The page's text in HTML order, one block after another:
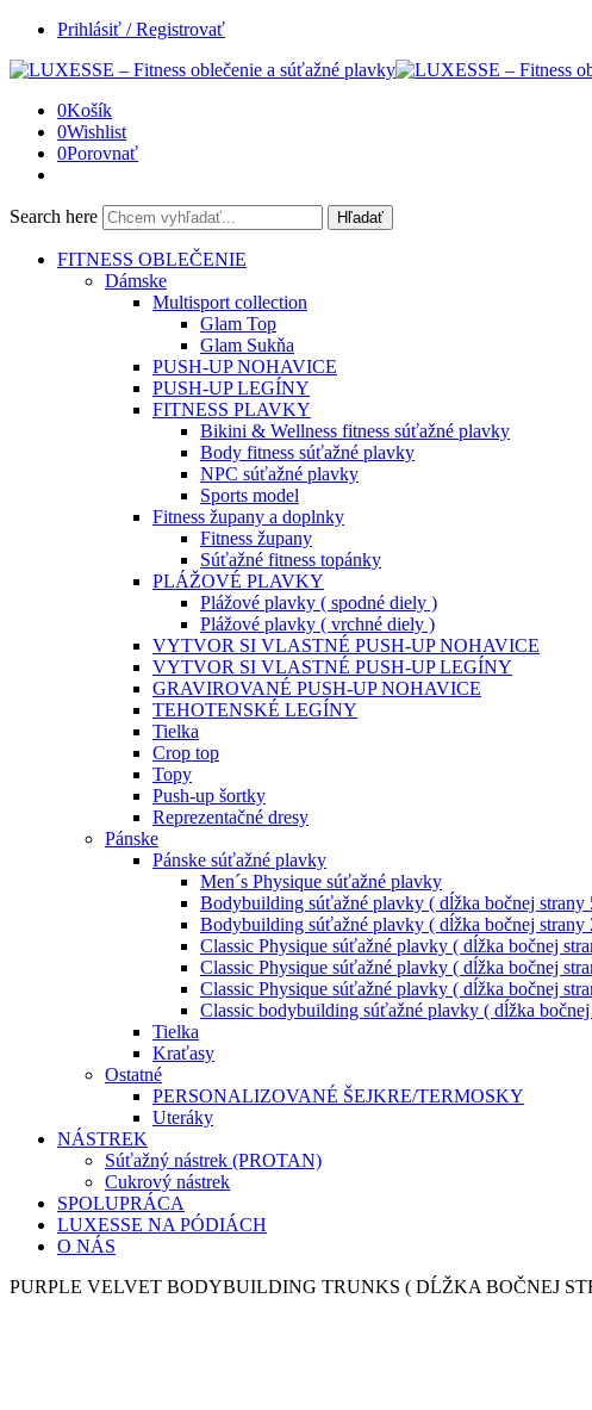
Prihlásiť / Registrovať
0Košík
0Wishlist
0Porovnať
Search here Hľadať
FITNESS OBLEČENIE
Dámske
Multisport collection
Glam Top
Glam Sukňa
PUSH-UP NOHAVICE
PUSH-UP LEGÍNY
FITNESS PLAVKY
Bikini & Wellness fitness súťažné plavky
Body fitness súťažné plavky
NPC súťažné plavky
Sports model
Fitness župany a doplnky
Fitness župany
Súťažné fitness topánky
PLÁŽOVÉ PLAVKY
Plážové plavky ( spodné diely )
Plážové plavky ( vrchné diely )
VYTVOR SI VLASTNÉ PUSH-UP NOHAVICE
VYTVOR SI VLASTNÉ PUSH-UP LEGÍNY
GRAVIROVANÉ PUSH-UP NOHAVICE
TEHOTENSKÉ LEGÍNY
Tielka
Crop top
Topy
Push-up šortky
Reprezentačné dresy
Pánske
Pánske súťažné plavky
Men´s Physique súťažné plavky
Bodybuilding súťažné plavky ( dĺžka bočnej strany
Bodybuilding súťažné plavky ( dĺžka bočnej strany
Classic Physique súťažné plavky ( dĺžka bočnej
Classic Physique súťažné plavky ( dĺžka bočnej
Classic Physique súťažné plavky ( dĺžka bočnej
Classic bodybuilding súťažné plavky ( dĺžka
Tielka
Kraťasy
Ostatné
PERSONALIZOVANÉ ŠEJKRE/TERMOSKY
Uteráky
NÁSTREK
Súťažný nástrek (PROTAN)
Cukrový nástrek
SPOLUPRÁCA
LUXESSE NA PÓDIÁCH
O NÁS
PURPLE VELVET BODYBUILDING TRUNKS ( DĹŽKA BOČNEJ